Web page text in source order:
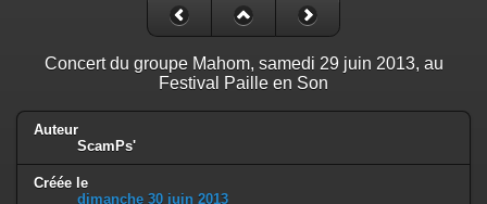
Concert du groupe Mahom, samedi 29 juin 2013, au
Festival Paille en Son
Auteur
ScamPs'
Créée le
dimanche 30 juin 2013